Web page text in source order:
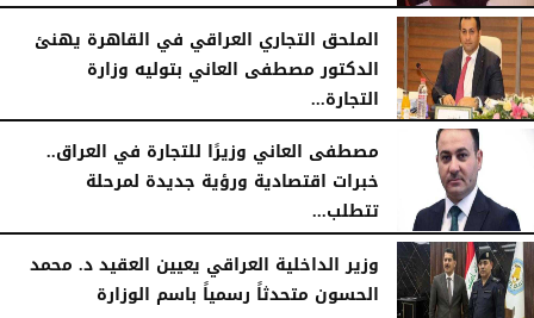
الملحق التجاري العراقي في القاهرة يهنئ
الدكتور مصطفى العاني بتوليه وزارة
التجارة...
الجمعة، 15 مايو 2026
مصطفى العاني وزيرًا للتجارة في العراق..
خبرات اقتصادية ورؤية جديدة لمرحلة
تتطلب...
الجمعة، 15 مايو 2026 06:21 مـ
وزير الداخلية العراقي يعيين العقيد د. محمد
الحسون متحدثاً رسمياً باسم الوزارة